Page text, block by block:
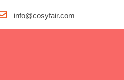
info@cosyfair.com